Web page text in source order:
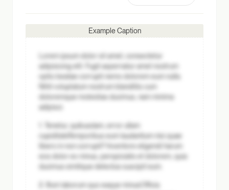
Example Caption
Lorem ipsum dolor sit amet, consectetur
adipisicing elit. Fugit aspernatur amet nostrum
optio beatae corrupti nemo dolorem eum nulla.
Nihil voluptatum nostrum blanditiis cum
doloremque molestias ducimus, nam minima
adipisci.
1. Tenetur, quibusdam, error ullam
cupiditate
Temporibus eum laudantium nisi quae
libero in non corrupti? Inventore eligendi harum
eos dolor ex minus, perspiciatis et dolorem, quia
ducimus similique delectus suscipit eum.
2. Illum laborum quo eaque minus
Officia